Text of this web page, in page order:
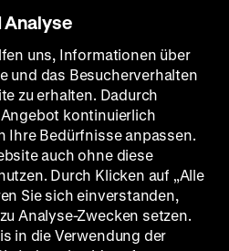
Carola Jüllig
Annette Vowinckel
Analyse
uns, Informationen über
und das Besucherverhalten
zu erhalten. Dadurch
kontinuierlich
Ihre Bedürfnisse anpassen.
auch ohne diese
Durch Klicken auf „Alle
Sie sich einverstanden,
Analyse-Zwecken setzen.
in die Verwendung der